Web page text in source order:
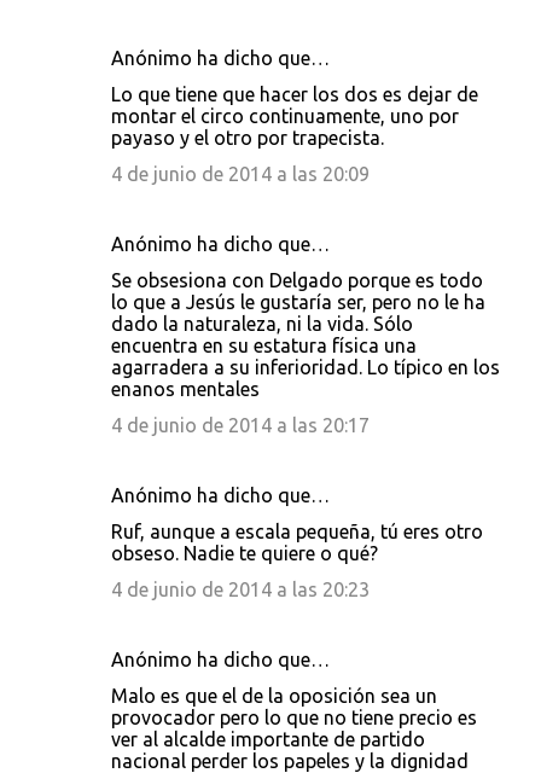
Anónimo ha dicho que…
Lo que tiene que hacer los dos es dejar de
montar el circo continuamente, uno por
payaso y el otro por trapecista.
4 de junio de 2014 a las 20:09
Anónimo ha dicho que…
Se obsesiona con Delgado porque es todo
lo que a Jesús le gustaría ser, pero no le ha
dado la naturaleza, ni la vida. Sólo
encuentra en su estatura física una
agarradera a su inferioridad. Lo típico en los
enanos mentales
4 de junio de 2014 a las 20:17
Anónimo ha dicho que…
Ruf, aunque a escala pequeña, tú eres otro
obseso. Nadie te quiere o qué?
4 de junio de 2014 a las 20:23
Anónimo ha dicho que…
Malo es que el de la oposición sea un
provocador pero lo que no tiene precio es
ver al alcalde importante de partido
nacional perder los papeles y la dignidad